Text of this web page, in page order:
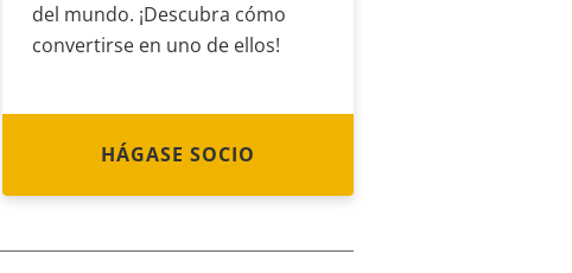
del mundo. ¡Descubra cómo
convertirse en uno de ellos!
HÁGASE SOCIO